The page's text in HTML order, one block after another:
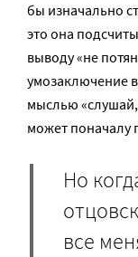
бы изначально
это она
выводу «не
умозаключение
мыслью
может поначалу
Но
все